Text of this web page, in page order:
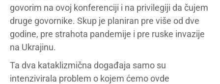
govorim na ovoj konferenciji i na privilegiji da čujem
druge govornike. Skup je planiran pre više od dve
godine, pre strahota pandemije i pre ruske invazije
na Ukrajinu.
Ta dva kataklizmična događaja samo su
intenzivirala problem o kojem ćemo ovde